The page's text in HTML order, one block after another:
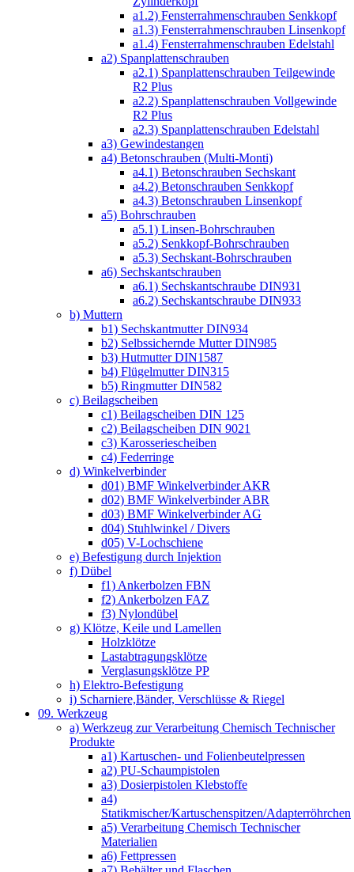
a1.2) Fensterrahmenschrauben Senkkopf
a1.3) Fensterrahmenschrauben Linsenkopf
a1.4) Fensterrahmenschrauben Edelstahl
a2) Spanplattenschrauben
a2.1) Spanplattenschrauben Teilgewinde
R2 Plus
a2.2) Spanplattenschrauben Vollgewinde
R2 Plus
a2.3) Spanplattenschrauben Edelstahl
a3) Gewindestangen
a4) Betonschrauben (Multi-Monti)
a4.1) Betonschrauben Sechskant
a4.2) Betonschrauben Senkkopf
a4.3) Betonschrauben Linsenkopf
a5) Bohrschrauben
a5.1) Linsen-Bohrschrauben
a5.2) Senkkopf-Bohrschrauben
a5.3) Sechskant-Bohrschrauben
a6) Sechskantschrauben
a6.1) Sechskantschraube DIN931
a6.2) Sechskantschraube DIN933
b) Muttern
b1) Sechskantmutter DIN934
b2) Selbssichernde Mutter DIN985
b3) Hutmutter DIN1587
b4) Flügelmutter DIN315
b5) Ringmutter DIN582
c) Beilagscheiben
c1) Beilagscheiben DIN 125
c2) Beilagscheiben DIN 9021
c3) Karosseriescheiben
c4) Federringe
d) Winkelverbinder
d01) BMF Winkelverbinder AKR
d02) BMF Winkelverbinder ABR
d03) BMF Winkelverbinder AG
d04) Stuhlwinkel / Divers
d05) V-Lochschiene
e) Befestigung durch Injektion
f) Dübel
f1) Ankerbolzen FBN
f2) Ankerbolzen FAZ
f3) Nylondübel
g) Klötze, Keile und Lamellen
Holzklötze
Lastabtragungsklötze
Verglasungsklötze PP
h) Elektro-Befestigung
i) Scharniere,Bänder, Verschlüsse & Riegel
09. Werkzeug
a) Werkzeug zur Verarbeitung Chemisch Technischer
Produkte
a1) Kartuschen- und Folienbeutelpressen
a2) PU-Schaumpistolen
a3) Dosierpistolen Klebstoffe
a4)
Statikmischer/Kartuschenspitzen/Adapterröhrchen
a5) Verarbeitung Chemisch Technischer
Materialien
a6) Fettpressen